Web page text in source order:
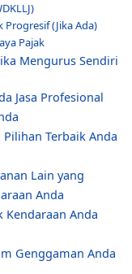
Progresif (Jika Ada)
Pajak
Mengurus Sendiri
Jasa Profesional
Pilihan Terbaik Anda
Lain yang
Anda
Kendaraan Anda
Genggaman Anda